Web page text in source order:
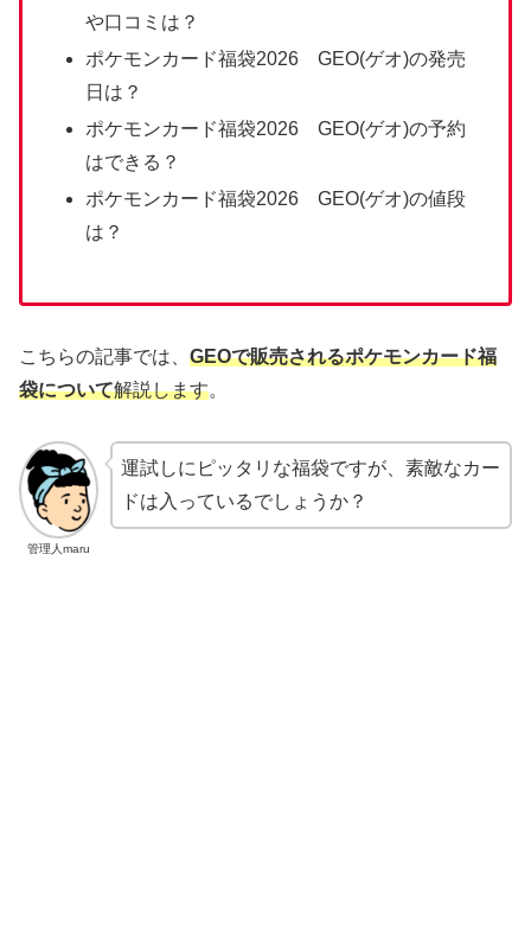
や口コミは？
ポケモンカード福袋2026 GEO(ゲオ)の発売
日は？
ポケモンカード福袋2026 GEO(ゲオ)の予約
はできる？
ポケモンカード福袋2026 GEO(ゲオ)の値段
は？
こちらの記事では、 GEOで販売されるポケモンカード福
袋について解説します。
管理人maru
運試しにピッタリな福袋ですが、素敵なカー
ドは入っているでしょうか？